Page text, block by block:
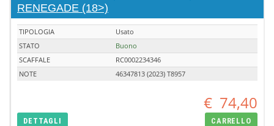
RENEGADE (18>)
TIPOLOGIA
Usato
STATO
Buono
SCAFFALE
RC0002234346
NOTE
46347813 (2023) T8957
€ 74,40
DETTAGLI CARRELLO